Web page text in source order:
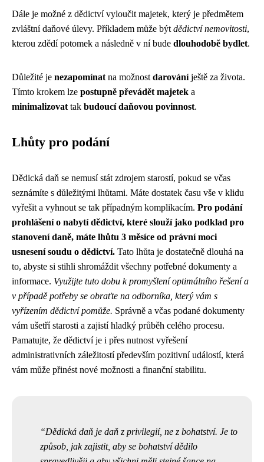
Dále je možné z dědictví vyloučit majetek, který je předmětem
zvláštní daňové úlevy. Příkladem může být dědictví nemovitosti,
kterou zdědí potomek a následně v ní bude dlouhodobě bydlet.
Důležité je nezapomínat na možnost darováníještě za života.
Tímto krokem lze postupně převádět majetek a
minimalizovat tak budoucí daňovou povinnost.
Lhůty pro podání
Dědická daň se nemusí stát zdrojem starostí, pokud se včas
seznámíte s důležitými lhůtami. Máte dostatek času vše v klidu
vyřešit a vyhnout se tak případným komplikacím. Pro podání
prohlášení o nabytí dědictví, které slouží jako podklad pro
stanovení daně, máte lhůtu 3 měsíce od právní moci
usnesení soudu o dědictví. Tato lhůta je dostatečně dlouhá na
to, abyste si stihli shromáždit všechny potřebné dokumenty a
informace. Využijte tuto dobu k promyšlení optimálního řešení a
v případě potřeby se obraťte na odborníka, který vám s
vyřízením dědictví pomůže. Správně a včas podané dokumenty
vám ušetří starosti a zajistí hladký průběh celého procesu.
Pamatujte, že dědictví je i přes nutnost vyřešení
administrativních záležitostí především pozitivní událostí, která
vám může přinést nové možnosti a finanční stabilitu.
Dědická daň je daň z privilegií, ne z bohatství. Je to
způsob, jak zajistit, aby se bohatství dědilo